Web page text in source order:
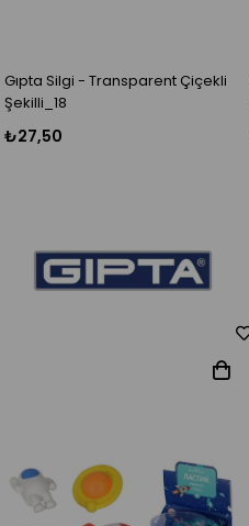
Gıpta Silgi - Transparent Çiçekli
Şekilli_18
₺27,50